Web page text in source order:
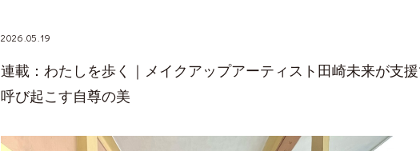
2026.05.19
連載：わたしを歩く｜メイクアップアーティスト田崎未来が支
呼び起こす自尊の美